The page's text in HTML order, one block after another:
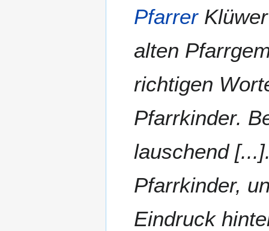
Pfarrer
alten
richtigen
Pfarrkinder.
lauschend
Pfarrkinder,
Eindruck